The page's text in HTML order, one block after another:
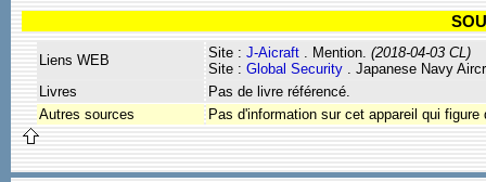
Liens WEB Site : J-Aicraft . Mention. (2018-04-03 CL)
Site : Global Security . Japanese Navy
Livres
Pas de livre référencé.
Autres sources
Pas d'information sur cet appareil qui